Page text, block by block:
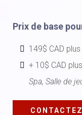
Prix de base
149$ CAD
+ 10$ CAD
Spa, Salle de